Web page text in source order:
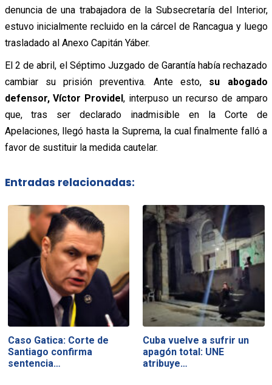
denuncia de una trabajadora de la Subsecretaría del Interior,
estuvo inicialmente recluido en la cárcel de Rancagua y luego
trasladado al Anexo Capitán Yáber.
El 2 de abril, el Séptimo Juzgado de Garantía había rechazado
cambiar su prisión preventiva. Ante esto, su abogado
defensor, Víctor Providel, interpuso un recurso de amparo
que, tras ser declarado inadmisible en la Corte de
Apelaciones, llegó hasta la Suprema, la cual finalmente falló a
favor de sustituir la medida cautelar.
Entradas relacionadas:
Caso Gatica: Corte de
Santiago confirma
sentencia…
Cuba vuelve a sufrir un
apagón total: UNE
atribuye…